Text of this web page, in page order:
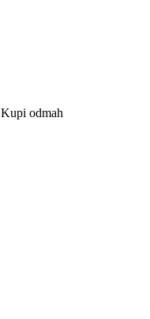
Kupi odmah